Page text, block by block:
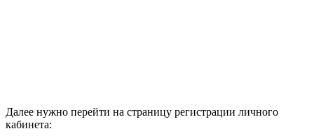
Далее нужно перейти на страницу регистрации личного
кабинета: